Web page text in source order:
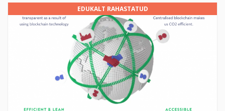
EDUKALT RAHASTATUD